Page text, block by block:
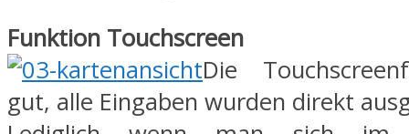
Funktion Touchscreen
Die
gut, alle Eingaben wurden direkt